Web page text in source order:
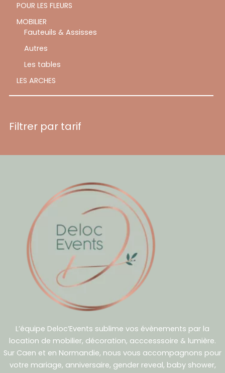
POUR LES FLEURS
MOBILIER
Fauteuils & Assisses
Autres
Les tables
LES ARCHES
Filtrer par tarif
L’équipe Deloc’Events sublime vos évènements par la
location de mobilier, décoration, acccesssoire & lumière.
Sur Caen et en Normandie, nous vous accompagnons pour
votre mariage, anniversaire, gender reveal, baby shower,